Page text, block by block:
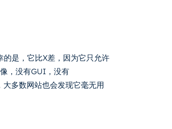
是，它比X差，因为它只允许
，没有GUI，没有
多数网站也会发现它毫无用